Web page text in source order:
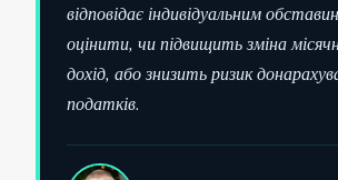
відповідає індивідуальним
оцінити, чи підвищить зміна
дохід, або знизить ризик
податків.